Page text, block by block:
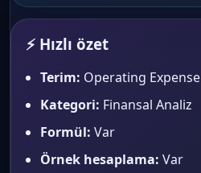
⚡ Hızlı özet
Terim: Operating Expense
Kategori: Finansal Analiz
Formül: Var
Örnek hesaplama: Var